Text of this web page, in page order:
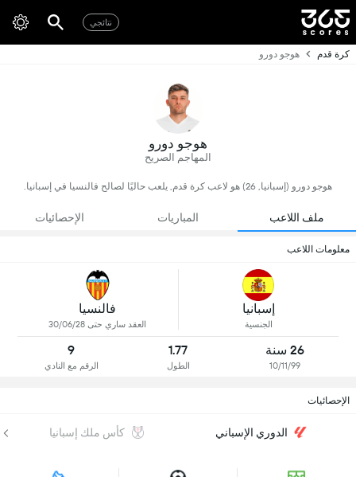
نتائجي
كرة قدم هوجو دورو
هوجو دورو
المهاجم الصريح
هوجو دورو (إسبانيا, 26) هو لاعب كرة قدم, يلعب حاليًا لصالح فالنسيا في إسبانيا.
ملف اللاعب المباريات الإحصائيات
معلومات اللاعب
إسبانيا
الجنسية
فالنسيا
العقد ساري حتى 30/06/28
26 سنة
10/11/99
1.77
الطول
9
الرقم مع النادي
الإحصائيات
الدوري الإسباني كأس ملك إسبانيا